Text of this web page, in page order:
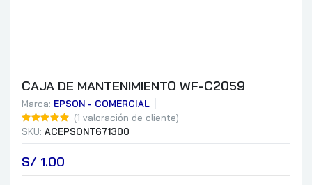
CAJA DE MANTENIMIENTO WF-C2059
Marca: EPSON - COMERCIAL
(1 valoración de cliente)
SKU: ACEPSONT671300
S/ 1.00